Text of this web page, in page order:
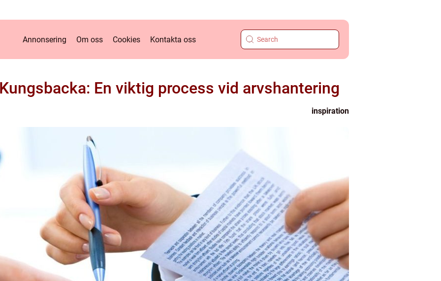
Annonsering Om oss Cookies Kontakta oss
En viktig process vid arvshantering
inspiration